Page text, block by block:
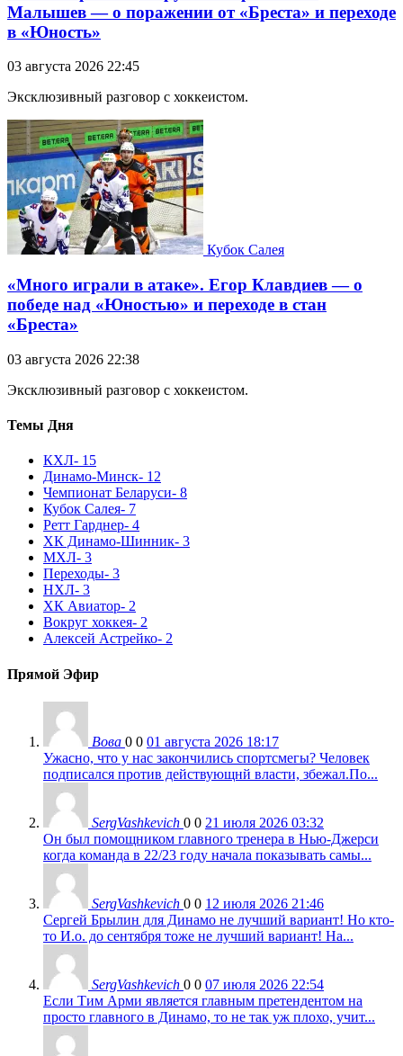
Малышев — о поражении от «Бреста» и переходе
в «Юность»
03 августа 2026 22:45
Эксклюзивный разговор с хоккеистом.
Кубок Салея
«Много играли в атаке». Егор Клавдиев — о
победе над «Юностью» и переходе в стан
«Бреста»
03 августа 2026 22:38
Эксклюзивный разговор с хоккеистом.
Темы Дня
КХЛ- 15
Динамо-Минск- 12
Чемпионат Беларуси- 8
Кубок Салея- 7
Ретт Гарднер- 4
ХК Динамо-Шинник- 3
МХЛ- 3
Переходы- 3
НХЛ- 3
ХК Авиатор- 2
Вокруг хоккея- 2
Алексей Астрейко- 2
Прямой Эфир
Вова 0 0 01 августа 2026 18:17
Ужасно, что у нас закончились спортсмегы? Человек
подписался против действующнй власти, збежал.По...
SergVashkevich 0 0 21 июля 2026 03:32
Он был помощником главного тренера в Нью-Джерси
когда команда в 22/23 году начала показывать самы...
SergVashkevich 0 0 12 июля 2026 21:46
Сергей Брылин для Динамо не лучший вариант! Но кто-
то И.о. до сентября тоже не лучший вариант! На...
SergVashkevich 0 0 07 июля 2026 22:54
Если Тим Арми является главным претендентом на
просто главного в Динамо, то не так уж плохо, учит...